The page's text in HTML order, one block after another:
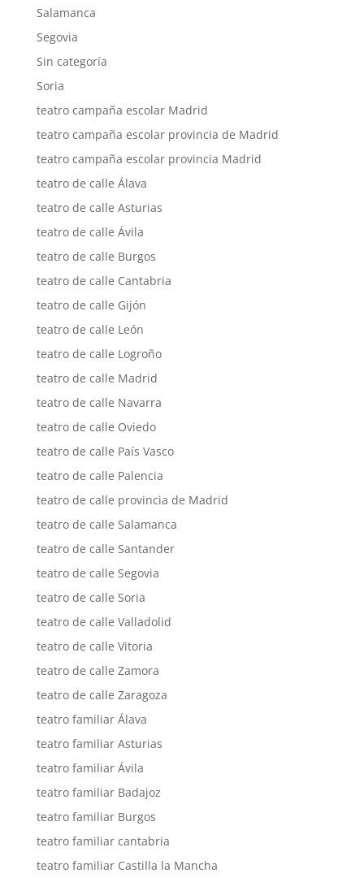
Salamanca
Segovia
Sin categoría
Soria
teatro campaña escolar Madrid
teatro campaña escolar provincia de Madrid
teatro campaña escolar provincia Madrid
teatro de calle Álava
teatro de calle Asturias
teatro de calle Ávila
teatro de calle Burgos
teatro de calle Cantabria
teatro de calle Gijón
teatro de calle León
teatro de calle Logroño
teatro de calle Madrid
teatro de calle Navarra
teatro de calle Oviedo
teatro de calle País Vasco
teatro de calle Palencia
teatro de calle provincia de Madrid
teatro de calle Salamanca
teatro de calle Santander
teatro de calle Segovia
teatro de calle Soria
teatro de calle Valladolid
teatro de calle Vitoria
teatro de calle Zamora
teatro de calle Zaragoza
teatro familiar Álava
teatro familiar Asturias
teatro familiar Ávila
teatro familiar Badajoz
teatro familiar Burgos
teatro familiar cantabria
teatro familiar Castilla la Mancha